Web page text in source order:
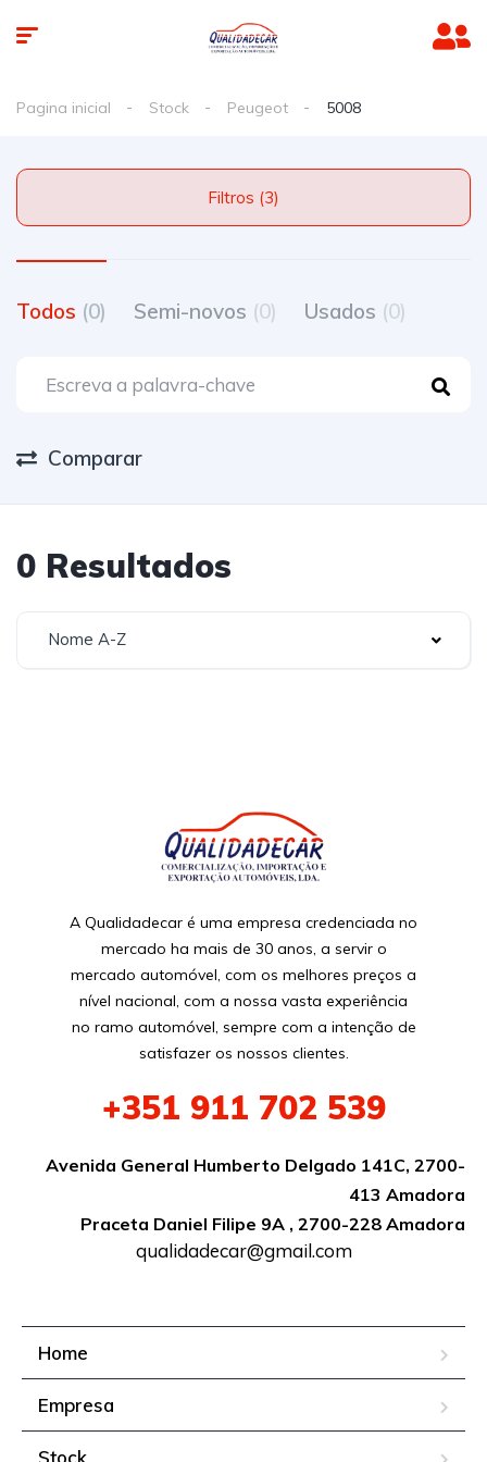
Pagina inicial Stock Peugeot 5008
Filtros (3)
Todos (0) Semi-novos (0) Usados (0)
Comparar
0 Resultados
Nome A-Z
A Qualidadecar é uma empresa credenciada no
mercado ha mais de 30 anos, a servir o
mercado automóvel, com os melhores preços a
nível nacional, com a nossa vasta experiência
no ramo automóvel, sempre com a intenção de
satisfazer os nossos clientes.
+351 911 702 539
Avenida General Humberto Delgado 141C, 2700-
413 Amadora
Praceta Daniel Filipe 9A , 2700-228 Amadora
qualidadecar@gmail.com
Home
Empresa
Stock